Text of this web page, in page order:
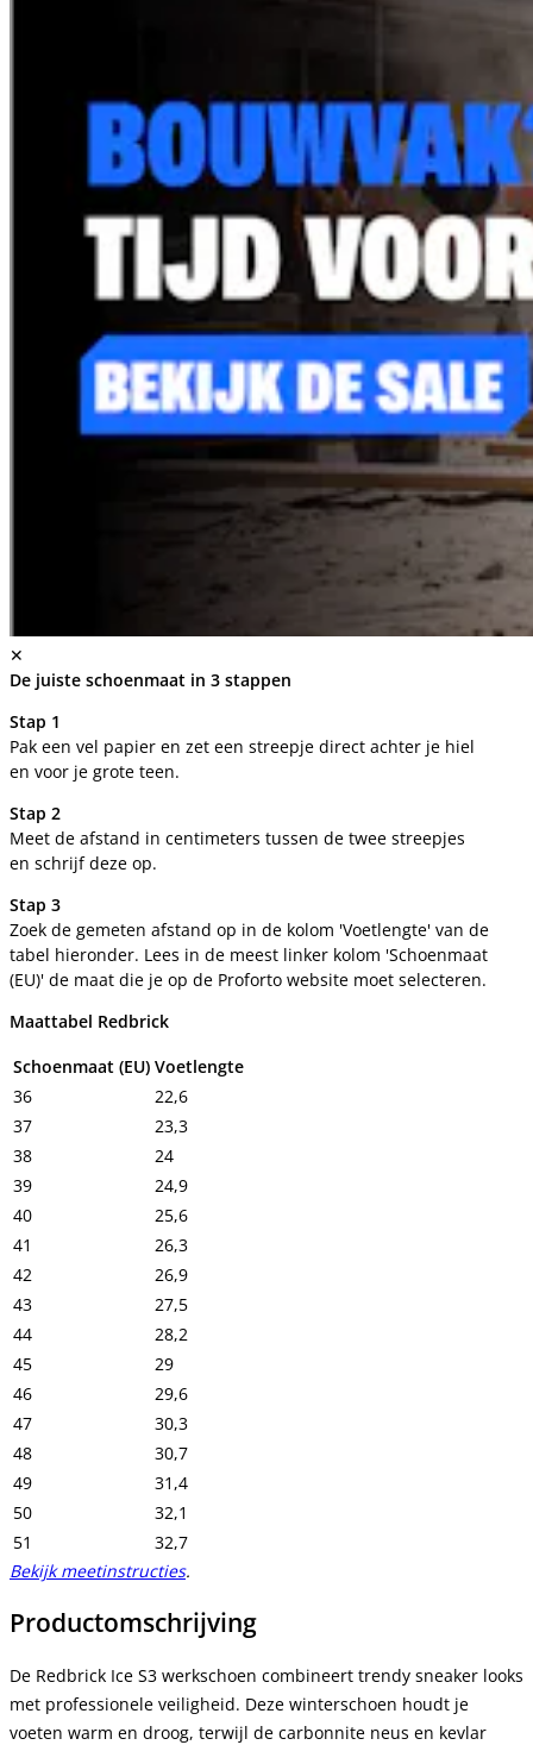
✕
De juiste schoenmaat in 3 stappen
Stap 1
Pak een vel papier en zet een streepje direct achter je hiel
en voor je grote teen.
Stap 2
Meet de afstand in centimeters tussen de twee streepjes
en schrijf deze op.
Stap 3
Zoek de gemeten afstand op in de kolom 'Voetlengte' van de
tabel hieronder. Lees in de meest linker kolom 'Schoenmaat
(EU)' de maat die je op de Proforto website moet selecteren.
Maattabel Redbrick
Schoenmaat (EU) Voetlengte
36
22,6
37
23,3
38
24
39
24,9
40
25,6
41
26,3
42
26,9
43
27,5
44
28,2
45
29
46
29,6
47
30,3
48
30,7
49
31,4
50
32,1
51
32,7
Bekijk meetinstructies.
Productomschrijving
De Redbrick Ice S3 werkschoen combineert trendy sneaker looks
met professionele veiligheid. Deze winterschoen houdt je
voeten warm en droog, terwijl de carbonnite neus en kevlar